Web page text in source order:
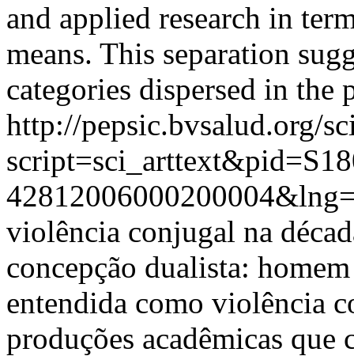
and applied research in
means. This separation
categories dispersed in the
http://pepsic.bvsalud.org/
violência conjugal na
concepção dualista:
entendida como violência
produções acadêmicas que